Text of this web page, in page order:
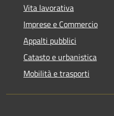
Vita lavorativa
Imprese e Commercio
Appalti pubblici
Catasto e urbanistica
Mobilità e trasporti